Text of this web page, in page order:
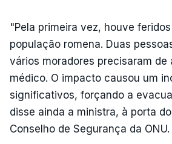
"Pela primeira vez, houve
população romena. Duas
vários moradores precisaram de
médico. O impacto causou um
significativos, forçando a
disse ainda a ministra, à porta
Conselho de Segurança da ONU.